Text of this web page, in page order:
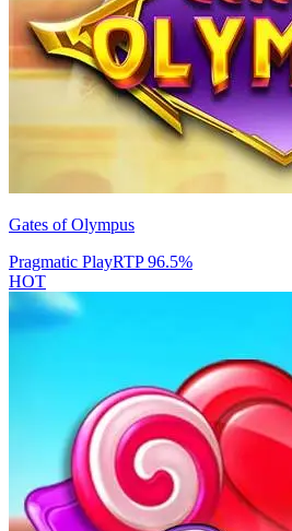
Gates of Olympus
Pragmatic PlayRTP96.5%
HOT